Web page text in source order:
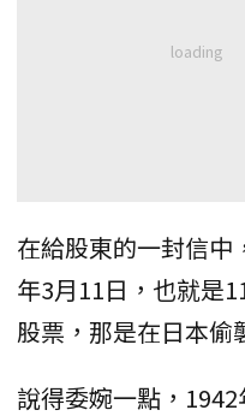
在給股東的一封信中
年3月11日，也就是
股票，那是在日本偷
說得委婉一點，